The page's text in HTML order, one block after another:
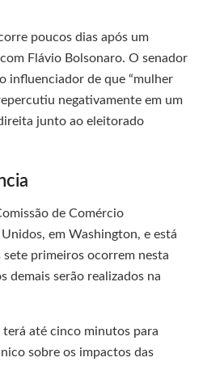
poucos dias após um
Flávio Bolsonaro. O senador
influenciador de que “mulher
negativamente em um
junto ao eleitorado
de Comércio
em Washington, e está
primeiros ocorrem nesta
demais serão realizados na
até cinco minutos para
sobre os impactos das